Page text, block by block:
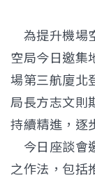
為提升機場
空局今日邀集
場第三航廈北
局長方志文則
持續精進，逐
今日座談會
之作法，包括